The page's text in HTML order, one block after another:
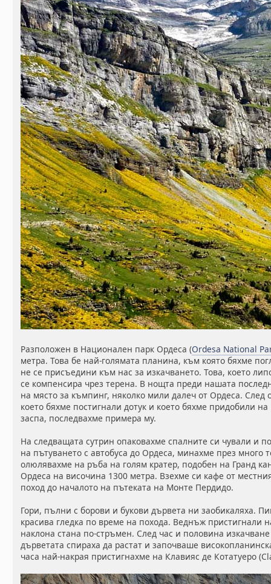
Разположен в Национален парк Ордеса (Ordesa National
метра. Това бе най-голямата планина, към която бяхме
не се присъедини към нас за изкачването. Това, което
се компенсира чрез терена. В нощта преди нашата
на място за къмпинг, няколко мили далеч от Ордеса. След
което бяхме постигнали дотук и което бяхме придобили
заспа, последвахме примера му.
На следващата сутрин опаковахме спалните си чували и
на пътуването с автобуса до Ордеса, минахме през много
олюлявахме на ръба на голям кратер, подобен на Гранд
Ордеса на височина 1300 метра. Взехме си кафе от
поход до началото на пътеката на Монте Пердидо.
Гори, пълни с борови и букови дървета ни заобикаляха.
красива гледка по време на похода. Веднъж пристигнали
наклона стана по-стръмен. След час и половина изкачване
дърветата спираха да растат и започваше
часа най-накрая пристигнахме на Клавияс де Котатуеро